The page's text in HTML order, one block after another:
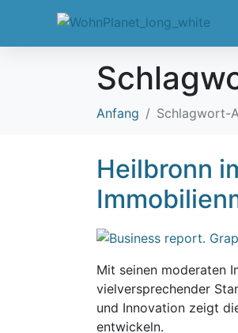
Anfang Schlagwort-
Heilbronn
Mit seinen moderaten
vielversprechender
und Innovation zeigt
entwickeln.